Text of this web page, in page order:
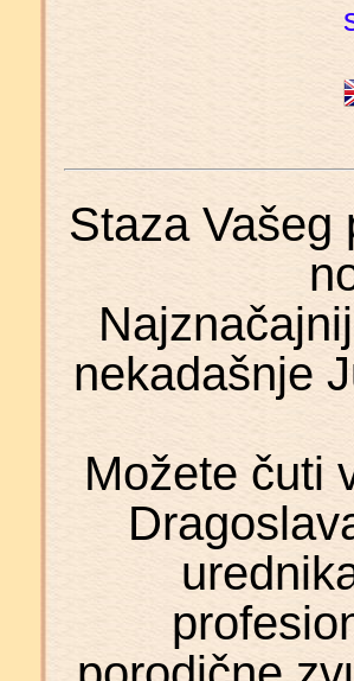
Staza Vašeg
nekadašnje
Možete čuti